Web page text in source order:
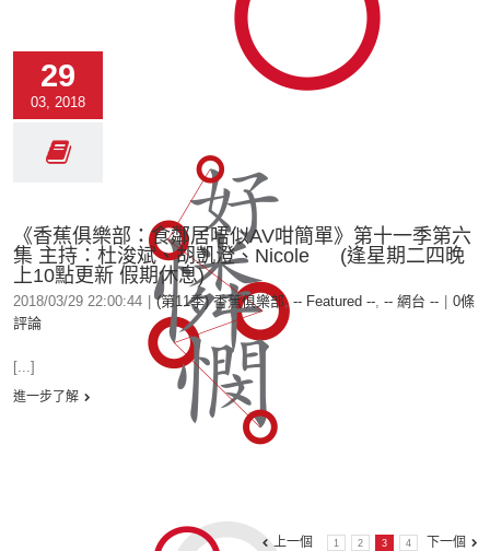
29
03, 2018
《香蕉俱樂部：食鄰居唔似AV咁簡單》第十一季第六
集 主持：杜浚斌、胡凱澄、Nicole (逢星期二四晚
上10點更新 假期休息)
2018/03/29 22:00:44 (第11季) 香蕉俱樂部, -- Featured --, -- 網台 --
0條
評論
[...]
進一步了解
上一個 1 2 3 4 下一個